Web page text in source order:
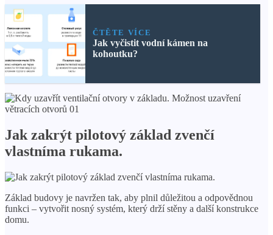
ČTĚTE VÍCE
Jak vyčistit vodní kámen na
kohoutku?
Jak zakrýt pilotový základ zvenčí
vlastníma rukama.
Základ budovy je navržen tak, aby plnil důležitou a odpovědnou
funkci – vytvořit nosný systém, který drží stěny a další konstrukce
domu.